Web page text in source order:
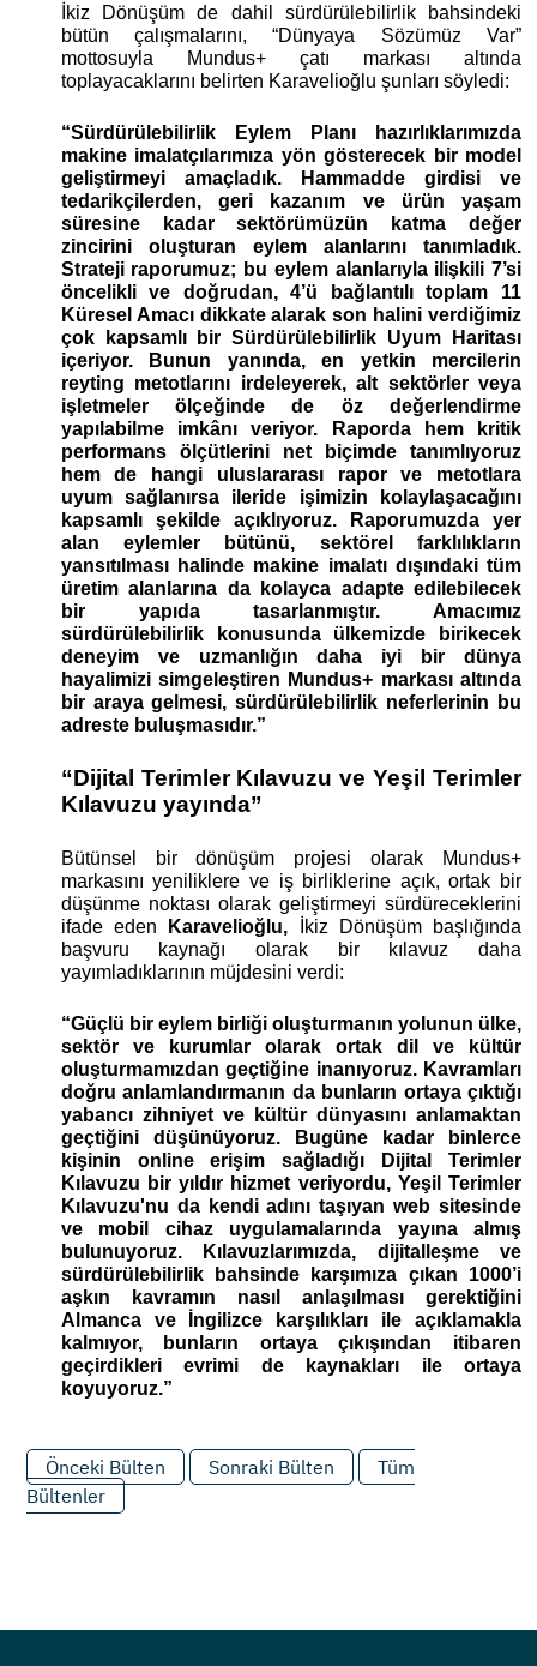
İkiz Dönüşüm de dahil sürdürülebilirlik bahsindeki
bütün çalışmalarını, “Dünyaya Sözümüz Var”
mottosuyla Mundus+ çatı markası altında
toplayacaklarını belirten Karavelioğlu şunları söyledi:
“Sürdürülebilirlik Eylem Planı hazırlıklarımızda
makine imalatçılarımıza yön gösterecek bir model
geliştirmeyi amaçladık. Hammadde girdisi ve
tedarikçilerden, geri kazanım ve ürün yaşam
süresine kadar sektörümüzün katma değer
zincirini oluşturan eylem alanlarını tanımladık.
Strateji raporumuz; bu eylem alanlarıyla ilişkili 7’si
öncelikli ve doğrudan, 4’ü bağlantılı toplam 11
Küresel Amacı dikkate alarak son halini verdiğimiz
çok kapsamlı bir Sürdürülebilirlik Uyum Haritası
içeriyor. Bunun yanında, en yetkin mercilerin
reyting metotlarını irdeleyerek, alt sektörler veya
işletmeler ölçeğinde de öz değerlendirme
yapılabilme imkânı veriyor. Raporda hem kritik
performans ölçütlerini net biçimde tanımlıyoruz
hem de hangi uluslararası rapor ve metotlara
uyum sağlanırsa ileride işimizin kolaylaşacağını
kapsamlı şekilde açıklıyoruz. Raporumuzda yer
alan eylemler bütünü, sektörel farklılıkların
yansıtılması halinde makine imalatı dışındaki tüm
üretim alanlarına da kolayca adapte edilebilecek
bir yapıda tasarlanmıştır. Amacımız
sürdürülebilirlik konusunda ülkemizde birikecek
deneyim ve uzmanlığın daha iyi bir dünya
hayalimizi simgeleştiren Mundus+ markası altında
bir araya gelmesi, sürdürülebilirlik neferlerinin bu
adreste buluşmasıdır.”
“Dijital Terimler Kılavuzu ve Yeşil Terimler
Kılavuzu yayında”
Bütünsel bir dönüşüm projesi olarak Mundus+
markasını yeniliklere ve iş birliklerine açık, ortak bir
düşünme noktası olarak geliştirmeyi sürdüreceklerini
ifade eden
Karavelioğlu, İkiz Dönüşüm başlığında
başvuru kaynağı olarak bir kılavuz daha
yayımladıklarının müjdesini verdi:
“Güçlü bir eylem birliği oluşturmanın yolunun ülke,
sektör ve kurumlar olarak ortak dil ve kültür
oluşturmamızdan geçtiğine inanıyoruz. Kavramları
doğru anlamlandırmanın da bunların ortaya çıktığı
yabancı zihniyet ve kültür dünyasını anlamaktan
geçtiğini düşünüyoruz. Bugüne kadar binlerce
kişinin online erişim sağladığı Dijital Terimler
Kılavuzu bir yıldır hizmet veriyordu, Yeşil Terimler
Kılavuzu'nu da kendi adını taşıyan web sitesinde
ve mobil cihaz uygulamalarında yayına almış
bulunuyoruz. Kılavuzlarımızda, dijitalleşme ve
sürdürülebilirlik bahsinde karşımıza çıkan 1000’i
aşkın kavramın nasıl anlaşılması gerektiğini
Almanca ve İngilizce karşılıkları ile açıklamakla
kalmıyor, bunların ortaya çıkışından itibaren
geçirdikleri evrimi de kaynakları ile ortaya
koyuyoruz.”
Önceki Bülten Sonraki Bülten
Tüm
Bültenler